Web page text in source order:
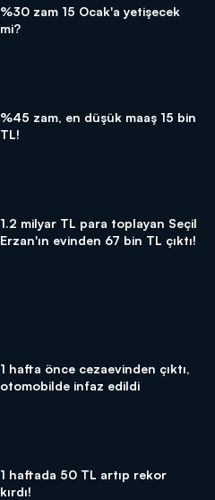
%30 zam 15 Ocak'a yetişecek
mi?
%45 zam, en düşük maaş 15 bin
TL!
1.2 milyar TL para toplayan Seçil
Erzan'ın evinden 67 bin TL çıktı!
1 hafta önce cezaevinden çıktı,
otomobilde infaz edildi
1 haftada 50 TL artıp rekor
kırdı!